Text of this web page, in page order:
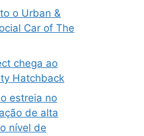
o Urban &
Car of The
chega ao
Hatchback
estreia no
de alta
nível de